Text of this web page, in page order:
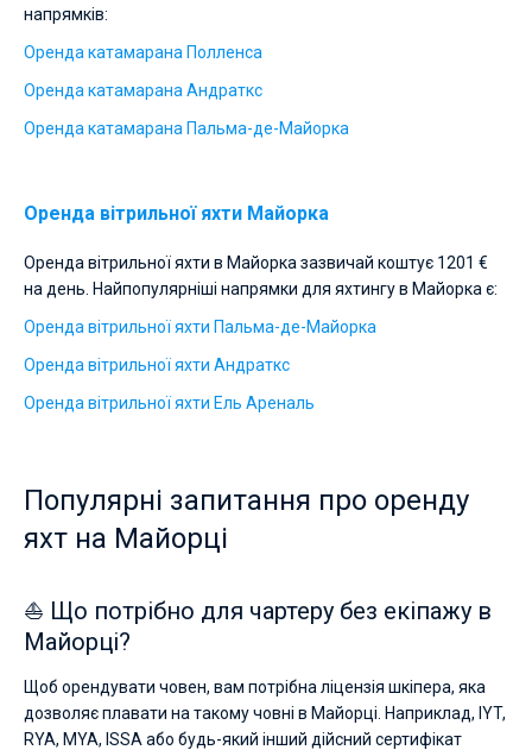
напрямків:
Оренда катамарана Полленса
Оренда катамарана Андраткс
Оренда катамарана Пальма-де-Майорка
Оренда вітрильної яхти Майорка
Оренда вітрильної яхти в Майорка зазвичай коштує 1201 €
на день. Найпопулярніші напрямки для яхтингу в Майорка є:
Оренда вітрильної яхти Пальма-де-Майорка
Оренда вітрильної яхти Андраткс
Оренда вітрильної яхти Ель Ареналь
Популярні запитання про оренду
яхт на Майорці
⛵ Що потрібно для чартеру без екіпажу в
Майорці?
Щоб орендувати човен, вам потрібна ліцензія шкіпера, яка
дозволяє плавати на такому човні в Майорці. Наприклад, IYT,
RYA, MYA, ISSA або будь-який інший дійсний сертифікат